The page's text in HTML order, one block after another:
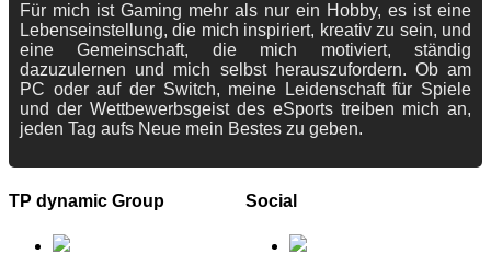
Für mich ist Gaming mehr als nur ein Hobby, es ist eine
Lebenseinstellung, die mich inspiriert, kreativ zu sein, und
eine Gemeinschaft, die mich motiviert, ständig
dazuzulernen und mich selbst herauszufordern. Ob am
PC oder auf der Switch, meine Leidenschaft für Spiele
und der Wettbewerbsgeist des eSports treiben mich an,
jeden Tag aufs Neue mein Bestes zu geben.
TP dynamic Group Social